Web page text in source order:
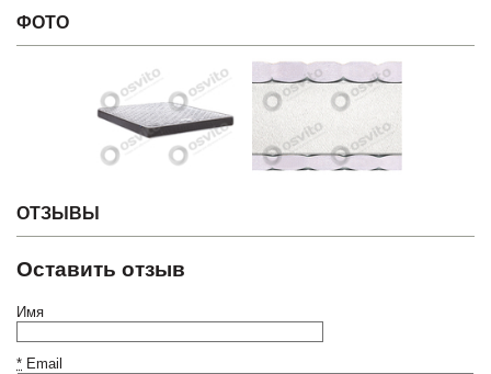
ФОТО
ОТЗЫВЫ
Оставить отзыв
Имя
* Email